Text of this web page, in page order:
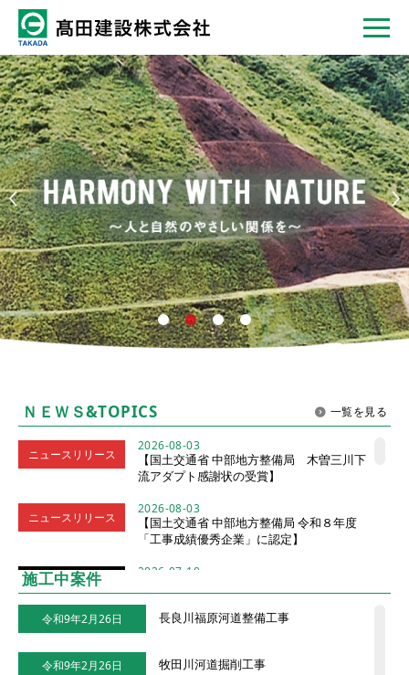
ＮＥＷＳ&TOPICS 一覧を見る
ニュースリリース
2026-08-03
【国土交通省 中部地方整備局 木曽三川下
流アダプト感謝状の受賞】
ニュースリリース
2026-08-03
【国土交通省 中部地方整備局 令和８年度
「工事成績優秀企業」に認定】
表彰
2026-07-10
にて職長表彰を受賞♪ 】
2026-07-07
【東洋建設㈱様から「令和８年度 優良職長
認定書」を受賞♪ 】
施工中案件
令和9年2月26日 長良川福原河道整備工事
令和9年2月26日 牧田川河道掘削工事